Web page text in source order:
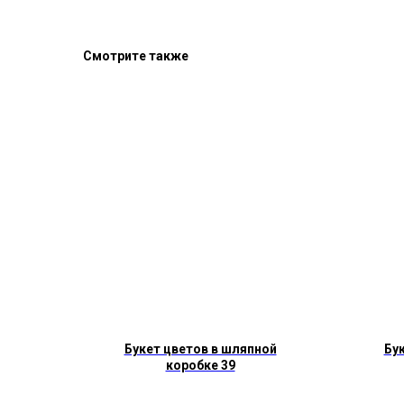
Смотрите также
Букет цветов в шляпной
коробке 39